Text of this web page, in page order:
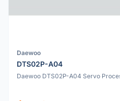
Daewoo
DTS02P-A04
Daewoo DTS02P-A04 Servo